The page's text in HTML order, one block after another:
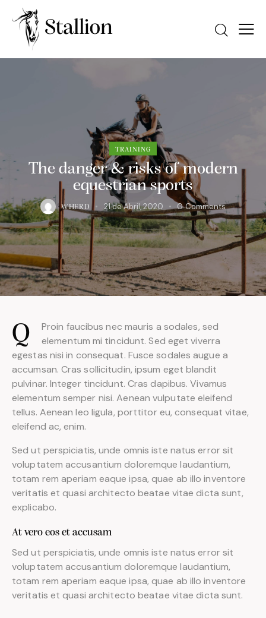
TRAINING
The danger & risks of modern
equestrian sports
WHERD 21 de Abril, 2020 0 Comments
Q
Proin faucibus nec mauris a sodales, sed
elementum mi tincidunt. Sed eget viverra
egestas nisi in consequat. Fusce sodales augue a
accumsan. Cras sollicitudin, ipsum eget blandit
pulvinar. Integer tincidunt. Cras dapibus. Vivamus
elementum semper nisi. Aenean vulputate eleifend
tellus. Aenean leo ligula, porttitor eu, consequat vitae,
eleifend ac, enim.
Sed ut perspiciatis, unde omnis iste natus error sit
voluptatem accusantium doloremque laudantium,
totam rem aperiam eaque ipsa, quae ab illo inventore
veritatis et quasi architecto beatae vitae dicta sunt,
explicabo.
At vero eos et accusam
Sed ut perspiciatis, unde omnis iste natus error sit
voluptatem accusantium doloremque laudantium,
totam rem aperiam eaque ipsa, quae ab illo inventore
veritatis et quasi architecto beatae vitae dicta sunt.